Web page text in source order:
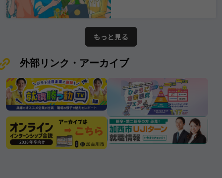
が誇る優良企業”と呼ぶにふさわしい
存在です。
の情報となります。ムツミ商事株式
会社
もっと見る
外部リンク・アーカイブ